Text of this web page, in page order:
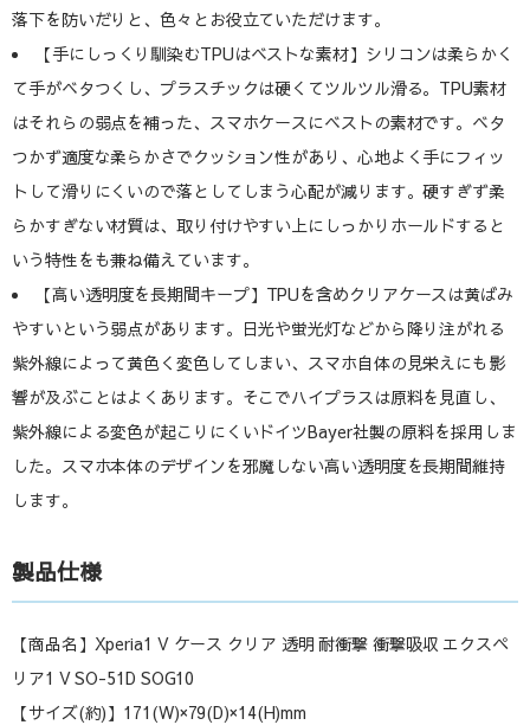
落下を防いだりと、色々とお役立ていただけます。
【手にしっくり馴染むTPUはベストな素材】シリコンは柔らかく
て手がベタつくし、プラスチックは硬くてツルツル滑る。TPU素材
はそれらの弱点を補った、スマホケースにベストの素材です。ベタ
つかず適度な柔らかさでクッション性があり、心地よく手にフィッ
トして滑りにくいので落としてしまう心配が減ります。硬すぎず柔
らかすぎない材質は、取り付けやすい上にしっかりホールドすると
いう特性をも兼ね備えています。
【高い透明度を長期間キープ】TPUを含めクリアケースは黄ばみ
やすいという弱点があります。日光や蛍光灯などから降り注がれる
紫外線によって黄色く変色してしまい、スマホ自体の見栄えにも影
響が及ぶことはよくあります。そこでハイプラスは原料を見直し、
紫外線による変色が起こりにくいドイツBayer社製の原料を採用しま
した。スマホ本体のデザインを邪魔しない高い透明度を長期間維持
します。
製品仕様
【商品名】Xperia1 V ケース クリア 透明 耐衝撃 衝撃吸収 エクスペ
リア1 V SO-51D SOG10
【サイズ(約)】171(W)×79(D)×14(H)mm